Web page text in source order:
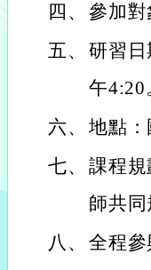
四、 參加
五、 研習
午4:20
六、 地點
七、 課程
師共同
八、 全程